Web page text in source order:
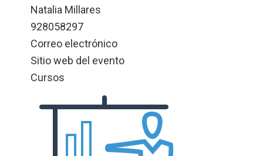
Natalia Millares
928058297
Correo electrónico
Sitio web del evento
Cursos